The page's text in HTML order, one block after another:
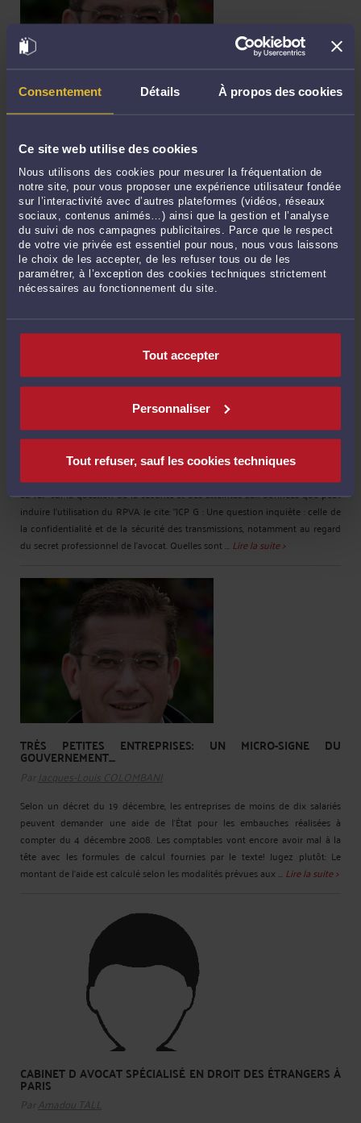
Consentement Détails À propos des cookies
Ce site web utilise des cookies
Nous utilisons des cookies pour mesurer la fréquentation de
notre site, pour vous proposer une expérience utilisateur fondée
sur l’interactivité avec d’autres plateformes (vidéos, réseaux
sociaux, contenus animés…) ainsi que la gestion et l’analyse
du suivi de nos campagnes publicitaires. Parce que le respect
de votre vie privée est essentiel pour nous, nous vous laissons
le choix de les accepter, de les refuser tous ou de les
paramétrer, à l’exception des cookies techniques strictement
nécessaires au fonctionnement du site.
Tout accepter
Personnaliser
Tout refuser, sauf les cookies techniques
ENCORE DE LA SIMPLIFICATION POUR LE "PETITES AFFAIRES"...
ParJacques-Louis COLOMBANI
En ces temps de crise, on assiste de plus à des demandes urgentes. La
procédure européenne relative aux procédures européennes d'injonction de
payer et de règlement des petits litiges est arrivée pour Noël avec le Décret
n° 2008-1346 du 17 décembre 2008. Un trésor de simplicité introduit dans le
NCPC! Un débat, sans avocat bien sur, va s'instaurer ...Lire la suite >
RPVA: LES PRÉCISIONS DE ME SABATIER AU JCP EN MATIÈRE
DE SÉCURITÉ, À LIRE.
au JCP sur la question de la sécurité et des atteintes aux données que peut
induire l'utilisation du RPVA. Je cite: "JCP G : Une question inquiète : celle de
la confidentialité et de la sécurité des transmissions, notamment au regard
du secret professionnel de l'avocat. Quelles sont ... Lire la suite >
TRÈS PETITES ENTREPRISES: UN MICRO-SIGNE DU
GOUVERNEMENT....
Par Jacques-Louis COLOMBANI
Selon un décret du 19 décembre, les entreprises de moins de dix salariés
peuvent demander une aide de l'État pour les embauches réalisées à
compter du 4 décembre 2008. Les comptables vont encore avoir mal à la
tête avec les formules de calcul fournies par le texte! Jugez plutôt: Le
montant de l'aide est calculé selon les modalités prévues aux ... Lire la suite >
CABINET D AVOCAT SPÉCIALISÉ EN DROIT DES ÉTRANGERS À
PARIS
Par Amadou TALL